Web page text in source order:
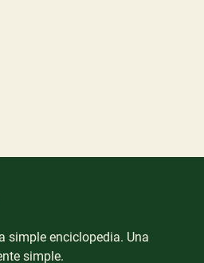
simple enciclopedia. Una
simple.